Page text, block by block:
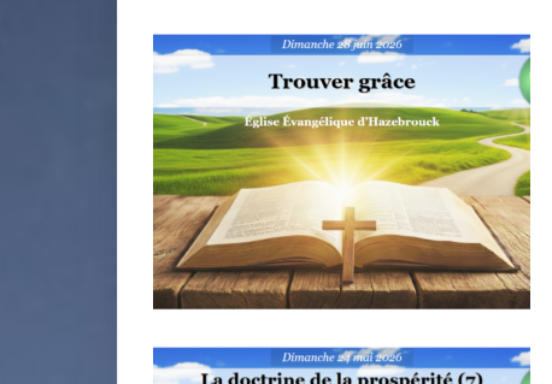
miniature
miniature